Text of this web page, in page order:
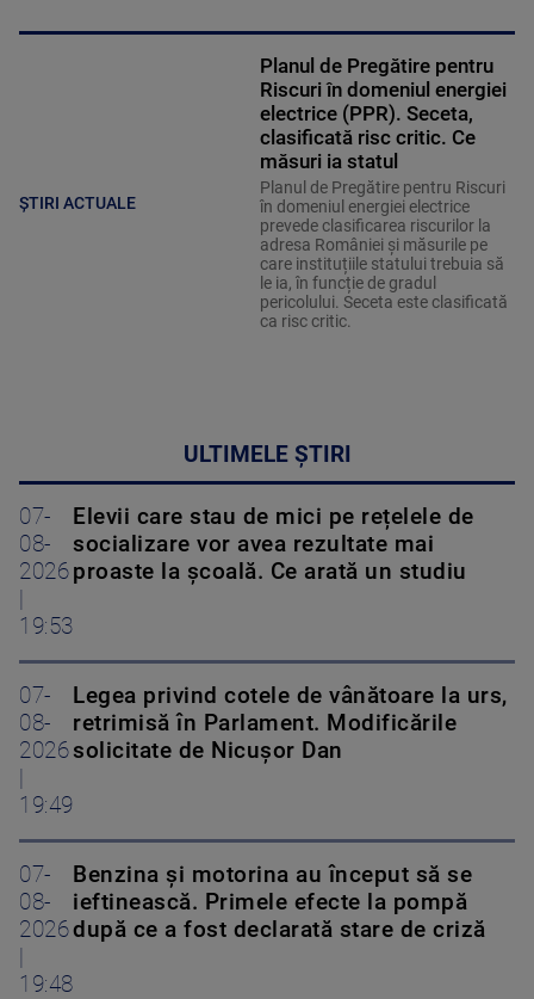
ȘTIRI ACTUALE
Planul de Pregătire pentru
Riscuri în domeniul energiei
electrice (PPR). Seceta,
clasificată risc critic. Ce
măsuri ia statul
Planul de Pregătire pentru Riscuri
în domeniul energiei electrice
prevede clasificarea riscurilor la
adresa României și măsurile pe
care instituțiile statului trebuia să
le ia, în funcție de gradul
pericolului. Seceta este clasificată
ca risc critic.
ULTIMELE ȘTIRI
07-
08-
2026
|
19:53
Elevii care stau de mici pe rețelele de
socializare vor avea rezultate mai
proaste la școală. Ce arată un studiu
07-
08-
2026
|
19:49
Legea privind cotele de vânătoare la urs,
retrimisă în Parlament. Modificările
solicitate de Nicușor Dan
07-
08-
2026
|
19:48
Benzina și motorina au început să se
ieftinească. Primele efecte la pompă
după ce a fost declarată stare de criză